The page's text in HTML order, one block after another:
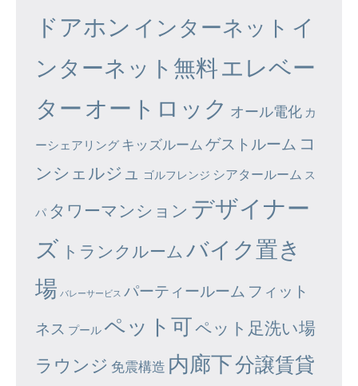
ドアホン インターネット イ
ンターネット無料エレベー
ター オートロック オール電化 カ
ーシェアリング キッズルーム ゲストルーム コ
ンシェルジュ
ゴルフレンジ シアタールーム ス
パ タワーマンション デザイナー
ズ トランクルーム バイク置き
場 バレーサービス パーティールーム フィット
ネス プール ペット可ペット足洗い場
ラウンジ 免震構造 内廊下分譲賃貸